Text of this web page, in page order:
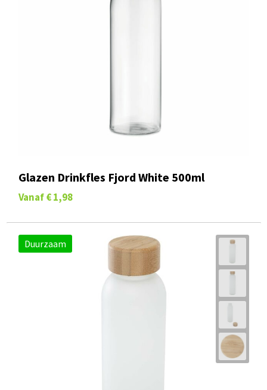
Glazen Drinkfles Fjord White 500ml
Vanaf € 1,98
Duurzaam